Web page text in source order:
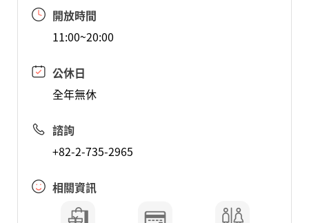
開放時間
11:00~20:00
公休日
全年無休
諮詢
+82-2-735-2965
相關資訊